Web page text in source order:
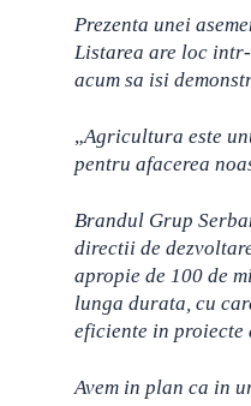
Prezenta unei
Listarea are loc
acum sa isi
„Agricultura este
pentru afacerea
Brandul Grup
directii de
apropie de 100 de
lunga durata, cu
eficiente in
Avem in plan ca in